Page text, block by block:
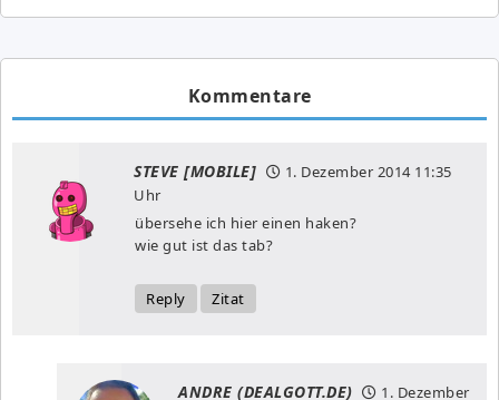
Kommentare
STEVE [MOBILE] 1. Dezember 201411:35
Uhr
übersehe ich hier einen haken?
wie gut ist das tab?
Reply Zitat
ANDRE (DEALGOTT.DE)
1. Dezember